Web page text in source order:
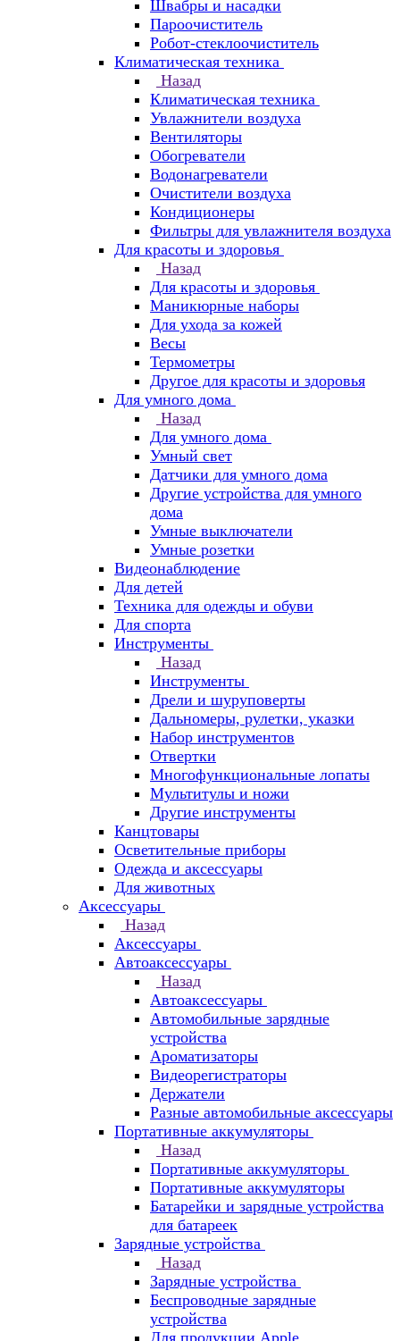
Швабры и насадки
Пароочиститель
Робот-стеклоочиститель
Климатическая техника
Назад
Климатическая техника
Увлажнители воздуха
Вентиляторы
Обогреватели
Водонагреватели
Очистители воздуха
Кондиционеры
Фильтры для увлажнителя воздуха
Для красоты и здоровья
Назад
Для красоты и здоровья
Маникюрные наборы
Для ухода за кожей
Весы
Термометры
Другое для красоты и здоровья
Для умного дома
Назад
Для умного дома
Умный свет
Датчики для умного дома
Другие устройства для умного
дома
Умные выключатели
Умные розетки
Видеонаблюдение
Для детей
Техника для одежды и обуви
Для спорта
Инструменты
Назад
Инструменты
Дрели и шуруповерты
Дальномеры, рулетки, указки
Набор инструментов
Отвертки
Многофункциональные лопаты
Мультитулы и ножи
Другие инструменты
Канцтовары
Осветительные приборы
Одежда и аксессуары
Для животных
Аксессуары
Назад
Аксессуары
Автоаксессуары
Назад
Автоаксессуары
Автомобильные зарядные
устройства
Ароматизаторы
Видеорегистраторы
Держатели
Разные автомобильные аксессуары
Портативные аккумуляторы
Назад
Портативные аккумуляторы
Портативные аккумуляторы
Батарейки и зарядные устройства
для батареек
Зарядные устройства
Назад
Зарядные устройства
Беспроводные зарядные
устройства
Для продукции Apple